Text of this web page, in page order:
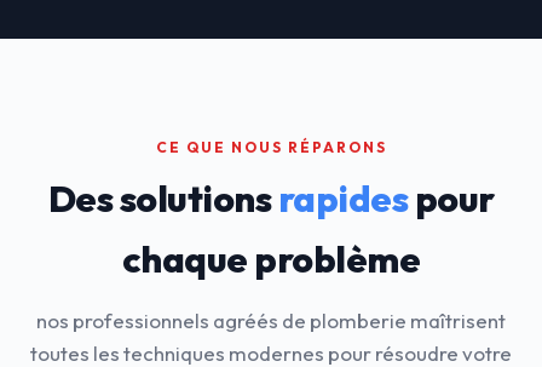
CE QUE NOUS RÉPARONS
Des solutionsrapidespour
chaque problème
nos professionnels agréés de plomberie maîtrisent
toutes les techniques modernes pour résoudre votre